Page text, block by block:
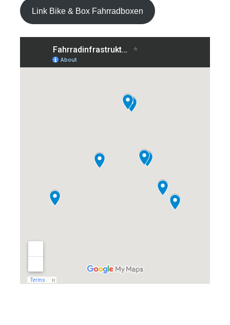
Link Bike & Box Fahrradboxen